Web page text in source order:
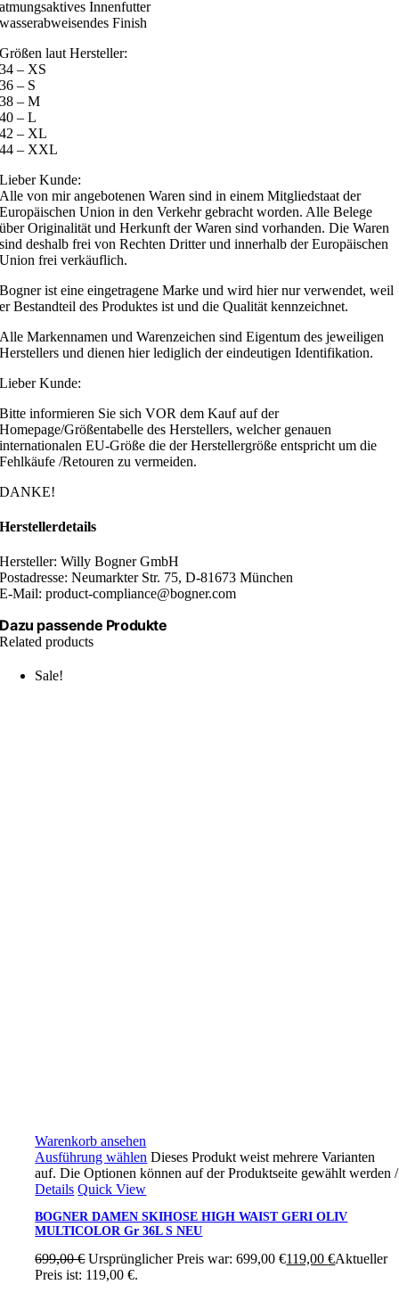
atmungsaktives Innenfutter
wasserabweisendes Finish
Größen laut Hersteller:
34 – XS
36 – S
38 – M
40 – L
42 – XL
44 – XXL
Lieber Kunde:
Alle von mir angebotenen Waren sind in einem Mitgliedstaat der
Europäischen Union in den Verkehr gebracht worden. Alle Belege
über Originalität und Herkunft der Waren sind vorhanden. Die Waren
sind deshalb frei von Rechten Dritter und innerhalb der Europäischen
Union frei verkäuflich.
Bogner ist eine eingetragene Marke und wird hier nur verwendet, weil
er Bestandteil des Produktes ist und die Qualität kennzeichnet.
Alle Markennamen und Warenzeichen sind Eigentum des jeweiligen
Herstellers und dienen hier lediglich der eindeutigen Identifikation.
Lieber Kunde:
Bitte informieren Sie sich VOR dem Kauf auf der
Homepage/Größentabelle des Herstellers, welcher genauen
internationalen EU-Größe die der Herstellergröße entspricht um die
Fehlkäufe /Retouren zu vermeiden.
DANKE!
Herstellerdetails
Hersteller: Willy Bogner GmbH
Postadresse: Neumarkter Str. 75, D-81673 München
E-Mail: product-compliance@bogner.com
Dazu passende Produkte
Related products
Sale!
Warenkorb ansehen
Ausführung wählen Dieses Produkt weist mehrere Varianten
auf. Die Optionen können auf der Produktseite gewählt werden/
Details Quick View
BOGNER DAMEN SKIHOSE HIGH WAIST GERI OLIV
MULTICOLOR Gr 36L S NEU
699,00€ Ursprünglicher Preis war: 699,00 €119,00€Aktueller
Preis ist: 119,00 €.